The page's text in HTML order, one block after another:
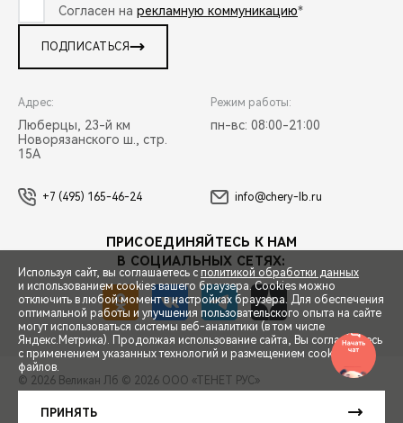
СПЕЦПРЕДЛОЖЕНИЯ
ЗАПИСЬ НА ТЕСТ-ДРАЙВ
Согласен на рекламную коммуникацию*
ПОДПИСАТЬСЯ
Адрес:
Люберцы, 23-й км
Новорязанского ш., стр.
15А
Режим работы:
пн-вс: 08:00-21:00
+7 (495) 165-46-24 info@chery-lb.ru
ПРИСОЕДИНЯЙТЕСЬ К НАМ
В СОЦИАЛЬНЫХ СЕТЯХ:
© 2026 Великан Лб © 2026 ООО «ТЕНЕТ РУС»
Сделано в ПЕРКС
Используя сайт, вы соглашаетесь с политикой обработки данных
и использованием cookies вашего браузера. Cookies можно
отключить в любой момент в настройках браузера. Для обеспечения
оптимальной работы и улучшения пользовательского опыта на сайте
могут использоваться системы веб-аналитики (в том числе
Яндекс.Метрика). Продолжая использование сайта, Вы соглашаетесь
с применением указанных технологий и размещением cookie-
файлов.
ПРИНЯТЬ